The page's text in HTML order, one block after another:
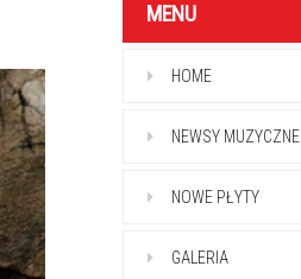
MENU
HOME
NEWSY MUZYCZNE
NOWE PŁYTY
GALERIA